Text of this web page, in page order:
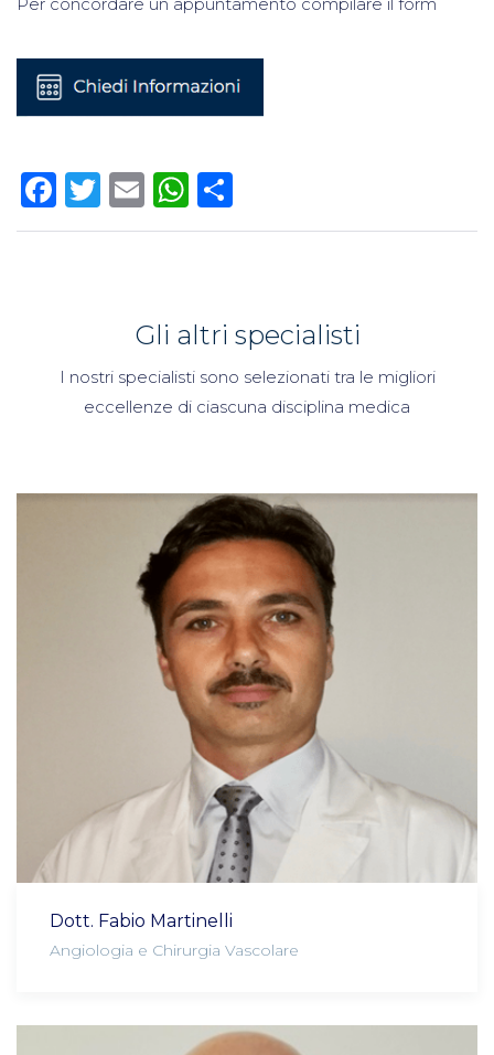
Facebook
Twitter
EmailWhatsApp
Gli altri specialisti
I nostri specialisti sono selezionati tra le migliori
eccellenze di ciascuna disciplina medica
Dott. Fabio Martinelli
Angiologia e Chirurgia Vascolare